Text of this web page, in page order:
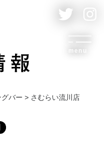
menu
バー > さむらい流川店